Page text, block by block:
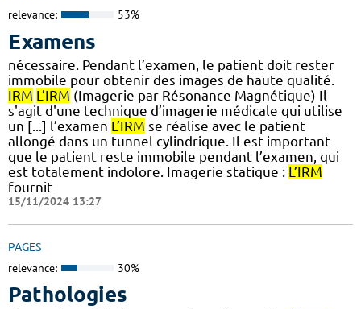
relevance: 53%
Examens
nécessaire. Pendant l’examen, le patient doit rester
immobile pour obtenir des images de haute qualité.
IRM L’IRM (Imagerie par Résonance Magnétique) Il
s'agit d'une technique d’imagerie médicale qui utilise
un [...] l’examen L’IRM se réalise avec le patient
allongé dans un tunnel cylindrique. Il est important
que le patient reste immobile pendant l’examen, qui
est totalement indolore. Imagerie statique : L’IRM
fournit
15/11/2024 13:27
PAGES
relevance: 30%
Pathologies